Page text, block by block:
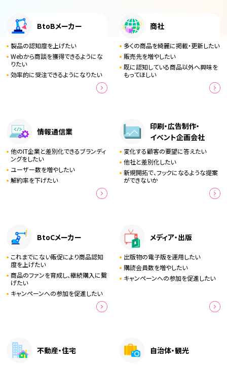
BtoBメーカー
製品の認知度を上げたい
Webから商談を獲得できるようにな
りたい
効率的に受注できるようになりたい
商社
多くの商品を綺麗に掲載・更新したい
販売先を増やしたい
既に認知している商品以外へ興味を
もってほしい
情報通信業
他のIT企業と差別化できるブランディ
ングをしたい
ユーザー数を増やしたい
解約率を下げたい
印刷・広告制作・
イベント企画会社
変化する顧客の要望に答えたい
他社と差別化したい
新規開拓で、フックになるような提案
ができないか
BtoCメーカー
これまでにない販促により商品認知
度を上げたい
商品のファンを育成し、継続購入に繋
げたい
キャンペーンへの参加を促進したい
メディア・出版
出版物の電子版を運用したい
購読会員数を増やしたい
キャンペーンへの参加を促進したい
不動産・住宅 自治体・観光